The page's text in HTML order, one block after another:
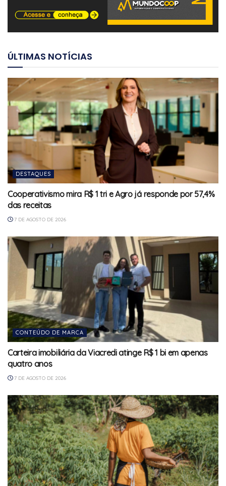
ÚLTIMAS NOTÍCIAS
DESTAQUES
Cooperativismo mira R$ 1 tri e Agro já responde por 57,4%
das receitas
7 DE AGOSTO DE 2026
CONTEÚDO DE MARCA
Carteira imobiliária da Viacredi atinge R$ 1 bi em apenas
quatro anos
7 DE AGOSTO DE 2026